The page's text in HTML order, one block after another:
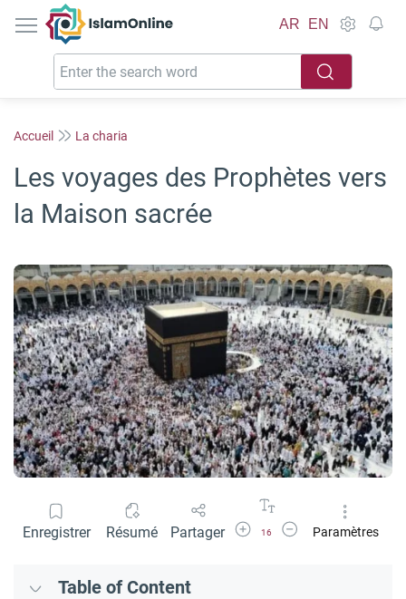
IslamOnline
AR EN
Accueil La charia
Les voyages des Prophètes vers
la Maison sacrée
Enregistrer Résumé Partager Agrandir la police
16
Réduire la police
Paramètres
Table of Content